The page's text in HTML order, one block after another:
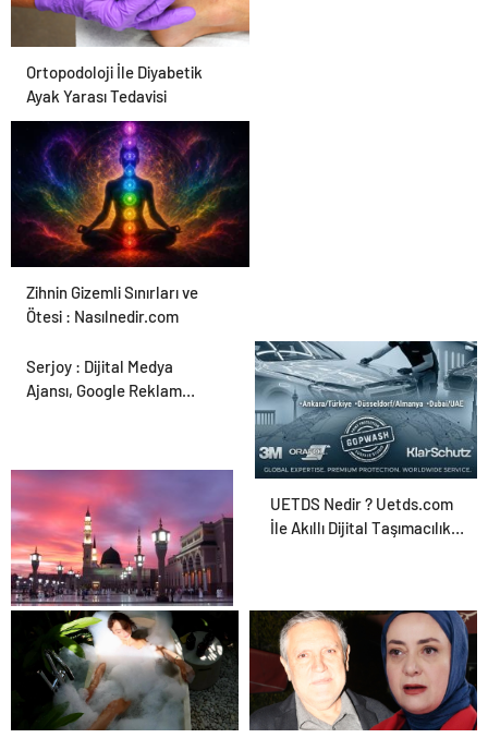
Ortopodoloji İle Diyabetik
Ayak Yarası Tedavisi
Zihnin Gizemli Sınırları ve
Ötesi : Nasılnedir.com
Serjoy : Dijital Medya
Ajansı, Google Reklam
UETDS Nedir ? Uetds.com
İle Akıllı Dijital Taşımacılık
2026 Umre Fiyatları